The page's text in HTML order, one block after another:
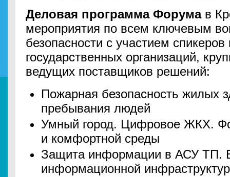
Деловая программа Форумав
мероприятия по всем ключевым
безопасности с участием
государственных организаций,
ведущих поставщиков решений:
Пожарная безопасность жилых
пребывания людей
Умный город. Цифровое ЖКХ.
и комфортной среды
Защита информации в АСУ ТП.
информационной